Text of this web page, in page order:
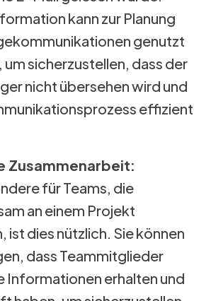
kann zur Planung
genutzt
sicherzustellen, dass der
nicht übersehen wird und
effizient
Zusammenarbeit:
für Teams, die
an einem Projekt
ist dies nützlich. Sie können
dass Teammitglieder
Informationen erhalten und